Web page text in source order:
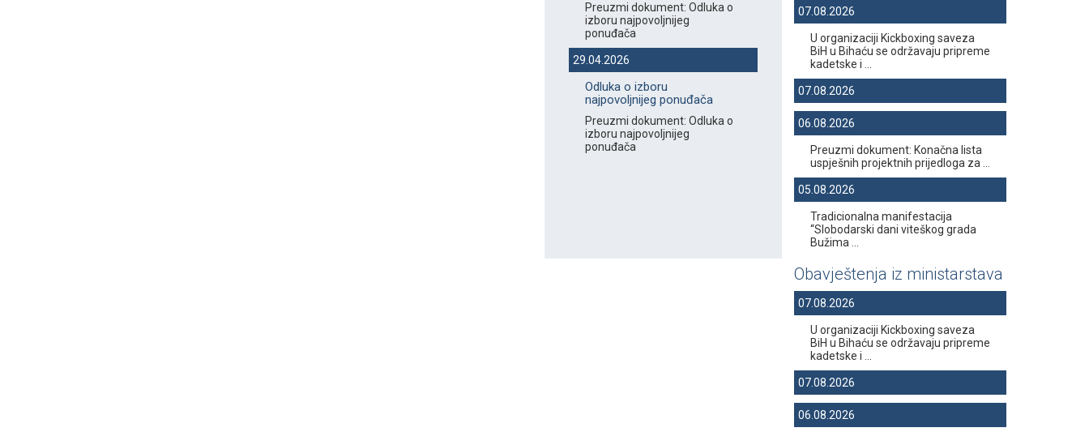
Preuzmi dokument: Odluka o
izboru najpovoljnijeg
ponuđača
29.04.2026
Odluka o izboru
najpovoljnijeg ponuđača
Preuzmi dokument: Odluka o
izboru najpovoljnijeg
ponuđača
07.08.2026
U organizaciji Kickboxing saveza
BiH u Bihaću se održavaju pripreme
kadetske i ...
07.08.2026
06.08.2026
Preuzmi dokument: Konačna lista
uspješnih projektnih prijedloga za ...
05.08.2026
Tradicionalna manifestacija
“Slobodarski dani viteškog grada
Bužima ...
Obavještenja iz ministarstava
07.08.2026
U organizaciji Kickboxing saveza
BiH u Bihaću se održavaju pripreme
kadetske i ...
07.08.2026
06.08.2026